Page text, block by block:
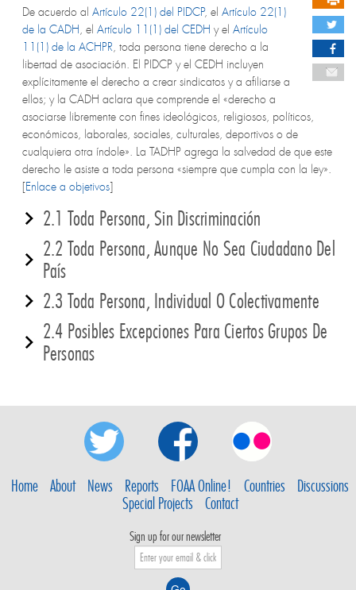
De acuerdo al Artículo 22(1) del PIDCP, el Artículo 22(1)
de la CADH, el Artículo 11(1) del CEDH y el Artículo
11(1) de la ACHPR, toda persona tiene derecho a la
libertad de asociación. El PIDCP y el CEDH incluyen
explícitamente el derecho a crear sindicatos y a afiliarse a
ellos; y la CADH aclara que comprende el «derecho a
asociarse libremente con fines ideológicos, religiosos, políticos,
económicos, laborales, sociales, culturales, deportivos o de
cualquiera otra índole». La TADHP agrega la salvedad de que este
derecho le asiste a toda persona «siempre que cumpla con la ley».
[Enlace a objetivos]
2.1 Toda Persona, Sin Discriminación
2.2 Toda Persona, Aunque No Sea Ciudadano Del
País
2.3 Toda Persona, Individual O Colectivamente
2.4 Posibles Excepciones Para Ciertos Grupos De
Personas
Home About News Reports FOAA Online! Countries
Discussions
Special Projects
Contact
Sign up for our newsletter